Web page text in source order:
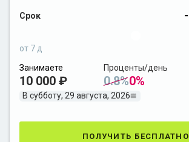
Срок -
от 7 д
Занимаете
10 000 ₽
Проценты/день
0.8%0%
В субботу, 29 августа, 2026
получить бесплатно